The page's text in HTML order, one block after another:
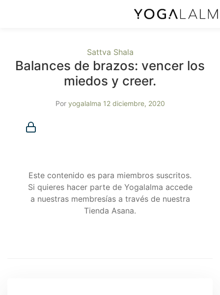
Sattva Shala
Balances de brazos: vencer los
miedos y creer.
Por yogalalma 12 diciembre, 2020